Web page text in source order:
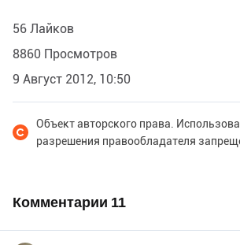
56 Лайков
8860 Просмотров
9 Август 2012, 10:50
Объект авторского права.
разрешения правообладателя
Комментарии 11